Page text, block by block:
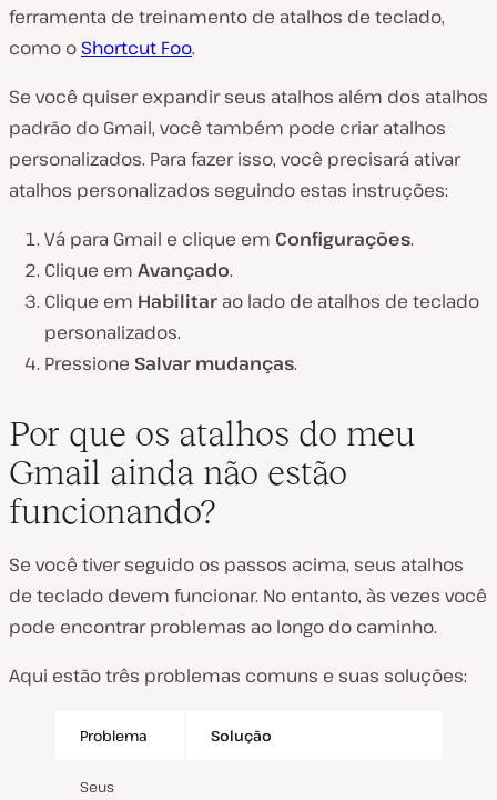
ferramenta de treinamento de atalhos de teclado,
como o Shortcut Foo.
Se você quiser expandir seus atalhos além dos atalhos
padrão do Gmail, você também pode criar atalhos
personalizados. Para fazer isso, você precisará ativar
atalhos personalizados seguindo estas instruções:
Vá para Gmail e clique em Configurações.
Clique em Avançado.
Clique em Habilitar ao lado de atalhos de teclado
personalizados.
Pressione Salvar mudanças.
Por que os atalhos do meu
Gmail ainda não estão
funcionando?
Se você tiver seguido os passos acima, seus atalhos
de teclado devem funcionar. No entanto, às vezes você
pode encontrar problemas ao longo do caminho.
Aqui estão três problemas comuns e suas soluções:
Problema Solução
Seus